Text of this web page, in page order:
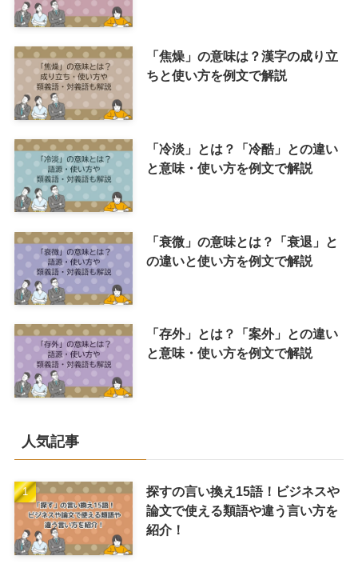
「焦燥」の意味は？漢字の成り立
ちと使い方を例文で解説
「冷淡」とは？「冷酷」との違い
と意味・使い方を例文で解説
「衰微」の意味とは？「衰退」と
の違いと使い方を例文で解説
「存外」とは？「案外」との違い
と意味・使い方を例文で解説
人気記事
探すの言い換え15語！ビジネスや
論文で使える類語や違う言い方を
紹介！